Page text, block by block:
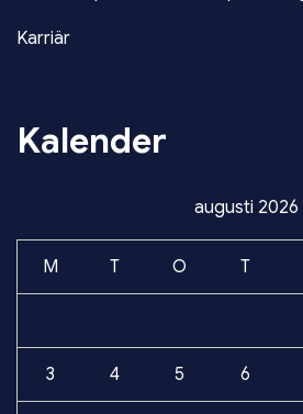
Karriär
Kalender
augusti 2026
M T O T
3 4 5 6